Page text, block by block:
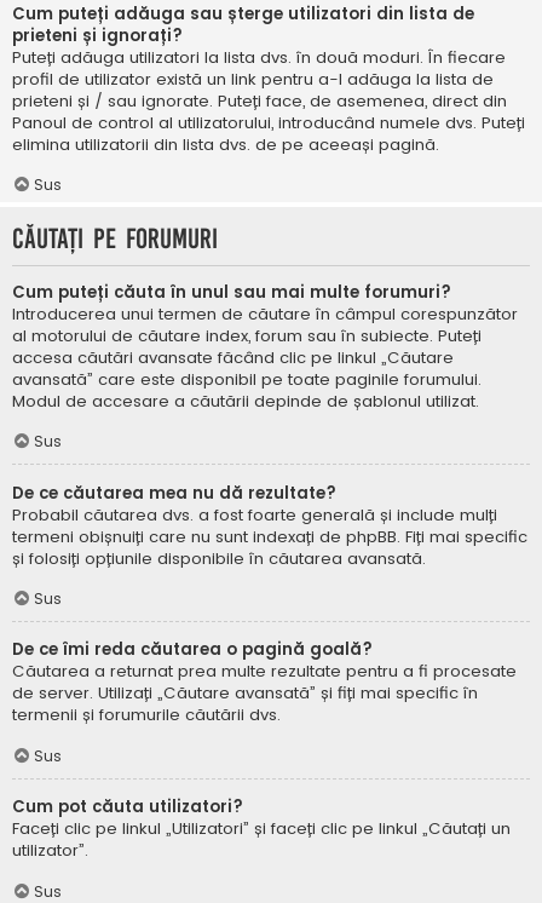
Cum puteți adăuga sau șterge utilizatori din lista de
prieteni și ignorați?
Puteți adăuga utilizatori la lista dvs. în două moduri. În fiecare
profil de utilizator există un link pentru a-l adăuga la lista de
prieteni și / sau ignorate. Puteți face, de asemenea, direct din
Panoul de control al utilizatorului, introducând numele dvs. Puteți
elimina utilizatorii din lista dvs. de pe aceeași pagină.
Sus
Căutați pe forumuri
Cum puteți căuta în unul sau mai multe forumuri?
Introducerea unui termen de căutare în câmpul corespunzător
al motorului de căutare index, forum sau în subiecte. Puteți
accesa căutări avansate făcând clic pe linkul „Căutare
avansată” care este disponibil pe toate paginile forumului.
Modul de accesare a căutării depinde de șablonul utilizat.
Sus
De ce căutarea mea nu dă rezultate?
Probabil căutarea dvs. a fost foarte generală și include mulți
termeni obișnuiți care nu sunt indexați de phpBB. Fiți mai specific
și folosiți opțiunile disponibile în căutarea avansată.
Sus
De ce îmi reda căutarea o pagină goală?
Căutarea a returnat prea multe rezultate pentru a fi procesate
de server. Utilizați „Căutare avansată” și fiți mai specific în
termenii și forumurile căutării dvs.
Sus
Cum pot căuta utilizatori?
Faceți clic pe linkul „Utilizatori” și faceți clic pe linkul „Căutați un
utilizator”.
Sus